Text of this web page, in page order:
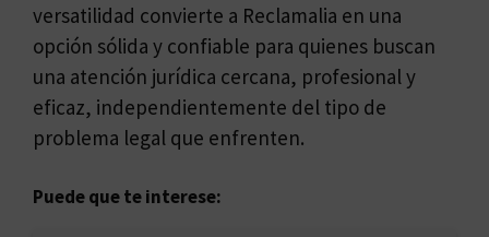
versatilidad convierte a Reclamalia en una
opción sólida y confiable para quienes buscan
una atención jurídica cercana, profesional y
eficaz, independientemente del tipo de
problema legal que enfrenten.
Puede que te interese: